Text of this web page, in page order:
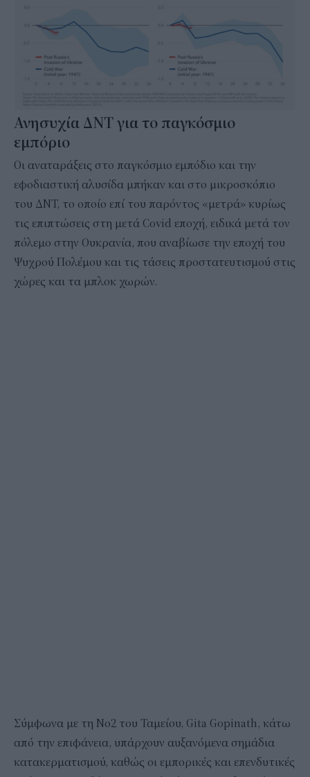
Ανησυχία ΔΝΤ για το παγκόσμιο
εμπόριο
Οι αναταράξεις στο παγκόσμιο εμπόδιο και την
εφοδιαστική αλυσίδα μπήκαν και στο μικροσκόπιο
του ΔΝΤ, το οποίο επί του παρόντος «μετρά» κυρίως
τις επιπτώσεις στη μετά Covid εποχή, ειδικά μετά τον
πόλεμο στην Ουκρανία, που αναβίωσε την εποχή του
Ψυχρού Πολέμου και τις τάσεις προστατευτισμού στις
χώρες και τα μπλοκ χωρών.
Σύμφωνα με τη Νο2 του Ταμείου, Gita Gopinath, κάτω
από την επιφάνεια, υπάρχουν αυξανόμενα σημάδια
κατακερματισμού, καθώς οι εμπορικές και επενδυτικές